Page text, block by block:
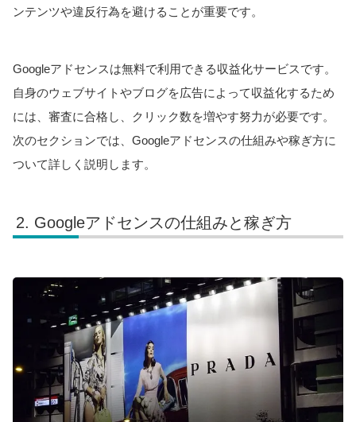
ンテンツや違反行為を避けることが重要です。
Googleアドセンスは無料で利用できる収益化サービスです。
自身のウェブサイトやブログを広告によって収益化するため
には、審査に合格し、クリック数を増やす努力が必要です。
次のセクションでは、Googleアドセンスの仕組みや稼ぎ方に
ついて詳しく説明します。
Googleアドセンスの仕組みと稼ぎ方